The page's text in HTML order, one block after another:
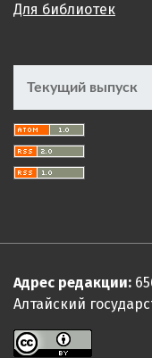
Для библиотек
Текущий выпуск
Адрес редакции:
Алтайский